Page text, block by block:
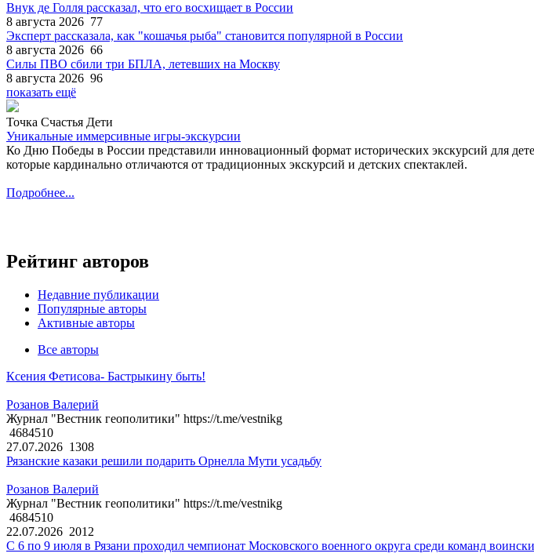
Внук де Голля рассказал, что его восхищает в России
8 августа 2026 77
Эксперт рассказала, как "кошачья рыба" становится популярной в России
8 августа 2026 66
Силы ПВО сбили три БПЛА, летевших на Москву
8 августа 2026 96
показать ещё
Точка Счастья Дети
Уникальные иммерсивные игры-экскурсии
Ко Дню Победы в России представили инновационный формат исторических экскурсий
которые кардинально отличаются от традиционных экскурсий и детских спектаклей.
Подробнее...
Рейтинг авторов
Недавние публикации
Популярные авторы
Активные авторы
Все авторы
Ксения Фетисова- Бастрыкину быть!
Розанов Валерий
Журнал "Вестник геополитики" https://t.me/vestnikg
4684510
27.07.2026 1308
Рязанские казаки решили подарить Орнелла Мути усадьбу
Розанов Валерий
Журнал "Вестник геополитики" https://t.me/vestnikg
4684510
22.07.2026 2012
С 6 по 9 июля в Рязани проходил чемпионат Московского военного округа среди команд